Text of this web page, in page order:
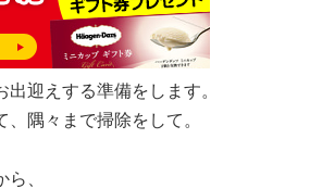
迎えする準備をします。
隅々まで掃除をして。
、